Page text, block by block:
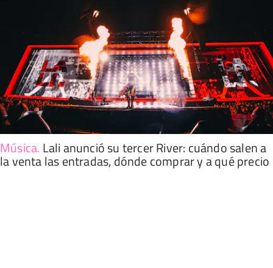
Música. Lali anunció su tercer River: cuándo salen a
la venta las entradas, dónde comprar y a qué precio